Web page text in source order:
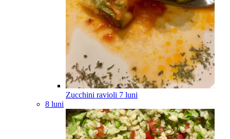
Zucchini ravioli 7 luni
8 luni